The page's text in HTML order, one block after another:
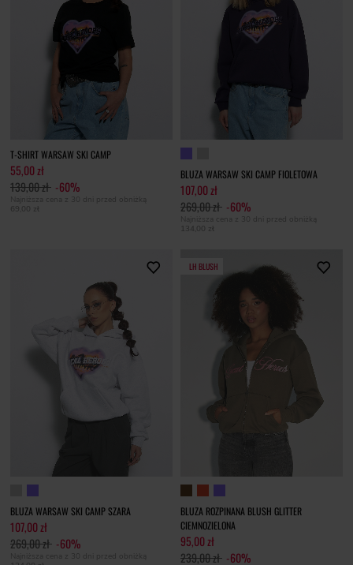
T-SHIRT WARSAW SKI CAMP
55,00 zł
139,00 zł -60%
Najniższa cena z 30 dni przed obniżką
69,00 zł
BLUZA WARSAW SKI CAMP FIOLETOWA
107,00 zł
269,00 zł -60%
Najniższa cena z 30 dni przed obniżką
134,00 zł
BLUZA WARSAW SKI CAMP SZARA
107,00 zł
269,00 zł -60%
Najniższa cena z 30 dni przed obniżką
LH BLUSH
BLUZA ROZPINANA BLUSH GLITTER
CIEMNOZIELONA
95,00 zł
239,00 zł -60%